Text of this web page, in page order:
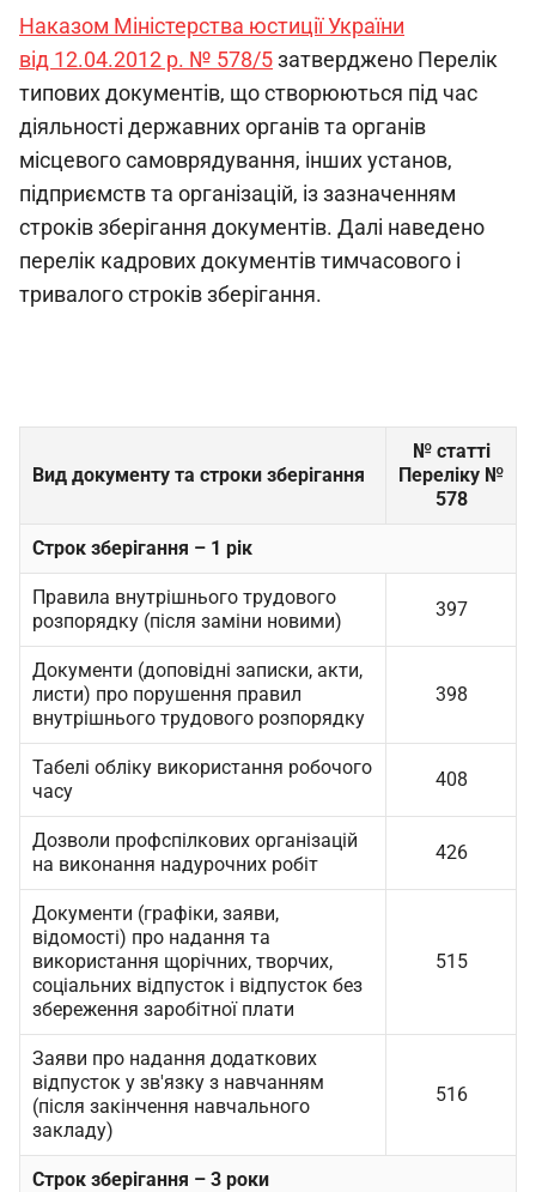
Наказом Міністерства юстиції України
від 12.04.2012 р. № 578/5затверджено Перелік
типових документів, що створюються під час
діяльності державних органів та органів
місцевого самоврядування, інших установ,
підприємств та організацій, із зазначенням
строків зберігання документів. Далі наведено
перелік кадрових документів тимчасового і
тривалого строків зберігання.
Вид документу та строки зберігання
№ статті
Переліку №
578
Строк зберігання – 1 рік
Правила внутрішнього трудового
розпорядку (після заміни новими)
397
Документи (доповідні записки, акти,
листи) про порушення правил
внутрішнього трудового розпорядку
398
Табелі обліку використання робочого
часу
408
Дозволи профспілкових організацій
на виконання надурочних робіт
426
Документи (графіки, заяви,
відомості) про надання та
використання щорічних, творчих,
соціальних відпусток і відпусток без
збереження заробітної плати
515
Заяви про надання додаткових
відпусток у зв'язку з навчанням
(після закінчення навчального
закладу)
516
Строк зберігання – 3 роки